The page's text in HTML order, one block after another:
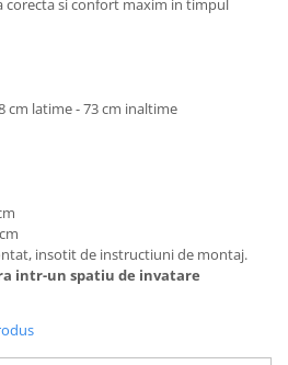
corecta si confort maxim in timpul
cm latime - 73 cm inaltime
insotit de instructiuni de montaj.
intr-un spatiu de invatare